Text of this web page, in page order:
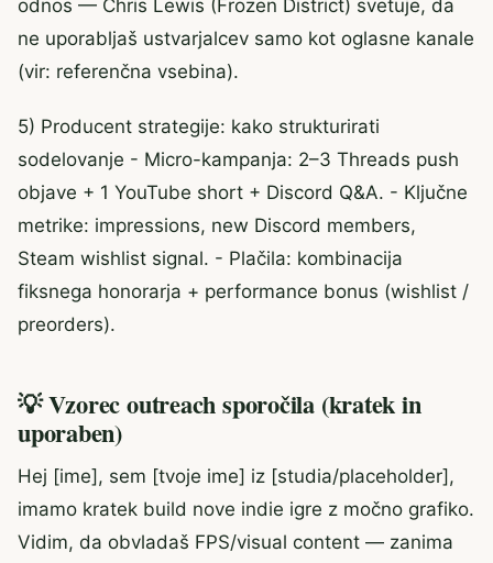
odnos — Chris Lewis (Frozen District) svetuje, da
ne uporabljaš ustvarjalcev samo kot oglasne kanale
(vir: referenčna vsebina).
5) Producent strategije: kako strukturirati
sodelovanje - Micro-kampanja: 2–3 Threads push
objave + 1 YouTube short + Discord Q&A. - Ključne
metrike: impressions, new Discord members,
Steam wishlist signal. - Plačila: kombinacija
fiksnega honorarja + performance bonus (wishlist /
preorders).
💡 Vzorec outreach sporočila (kratek in
uporaben)
Hej [ime], sem [tvoje ime] iz [studia/placeholder],
imamo kratek build nove indie igre z močno grafiko.
Vidim, da obvladaš FPS/visual content — zanima